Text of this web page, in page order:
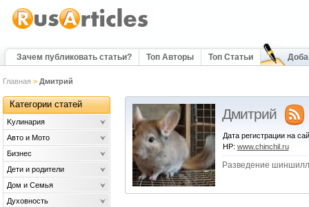
Зачем публиковать статьи? Топ Авторы Топ Статьи
Главная > Дмитрий
Дмитрий
Дата регистрации на
HP: www.chinchil.ru
Разведение шиншилл
Категории статей
Kулинария
Авто и Мото
Бизнес
Дети и родители
Дом и Семья
Духовность